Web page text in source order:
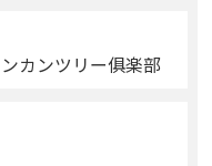
カンツリー俱楽部